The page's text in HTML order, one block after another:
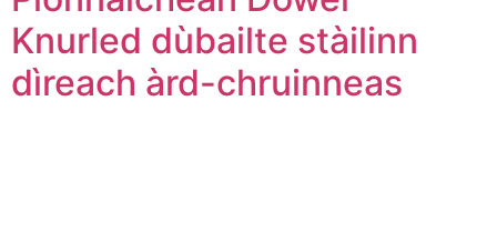
Knurled dùbailte stàilinn
dìreach àrd-chruinneas